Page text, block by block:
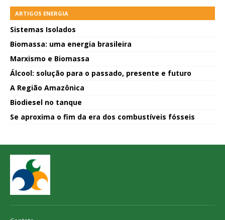
ARTIGOS ENERGIA
Sistemas Isolados
Biomassa: uma energia brasileira
Marxismo e Biomassa
Álcool: solução para o passado, presente e futuro
A Região Amazônica
Biodiesel no tanque
Se aproxima o fim da era dos combustíveis fósseis